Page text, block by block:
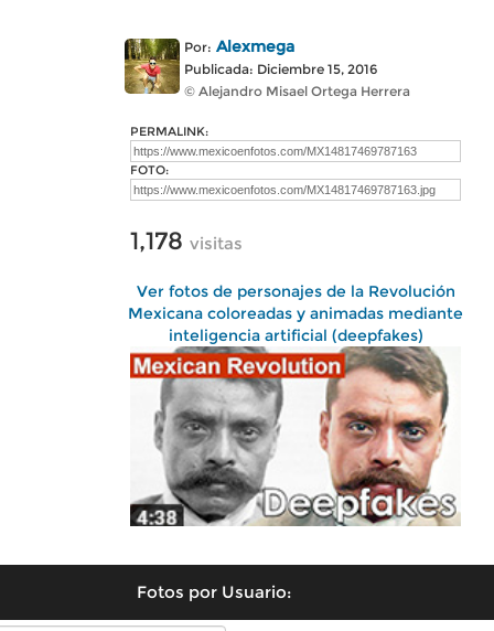
Por: Alexmega
Publicada: Diciembre 15, 2016
© Alejandro Misael Ortega Herrera
PERMALINK:
FOTO:
1,178 visitas
Ver fotos de personajes de la Revolución
Mexicana coloreadas y animadas mediante
inteligencia artificial (deepfakes)
Fotos por Usuario: